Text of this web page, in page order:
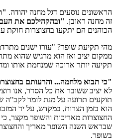
הראשונים נוסעים דגל מחנה יהודה.
זה מחנה ראובן. "ובהקהילכם את
הכוהנים הם יתקעו בחצוצרות חוקת
מהי תקיעת שופר? "עורו ישנים
ממקום יציב ואז הוא מרגיש שהוא
תקיעה יותר ארוכה שמנחמת אותו
"כי תבוא מלחמה... והרעותם
לא יציב ששובר את כל הסדר, אנו
תוקעים תרועה על מנת לומר לקב"ה
הוא בזמן הצרות, במקדש, על יד
החצוצרות מאריכות והשופר מקצר,
שבראש השנה השופר מאריך
בשופר.